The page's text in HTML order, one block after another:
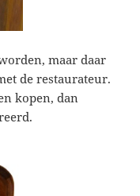
maar daar
de restaurateur.
kopen, dan